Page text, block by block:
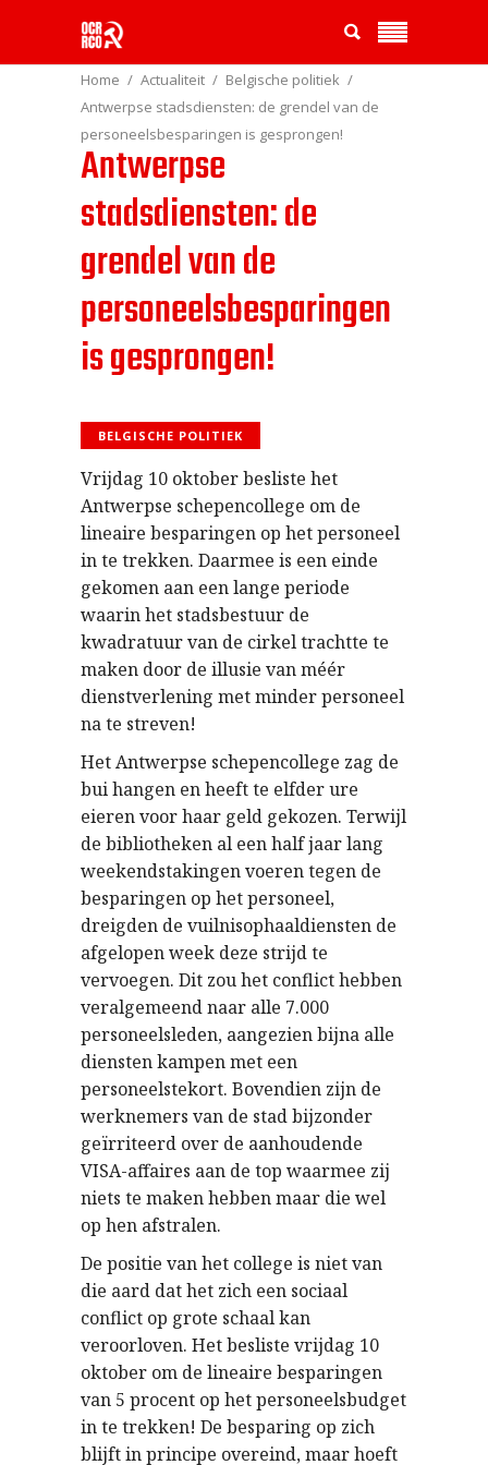
Home Actualiteit
Belgische politiek
Antwerpse stadsdiensten: de grendel van de
personeelsbesparingen is gesprongen!
Antwerpse
stadsdiensten: de
grendel van de
personeelsbesparingen
is gesprongen!
BELGISCHE POLITIEK
Vrijdag 10 oktober besliste het
Antwerpse schepencollege om de
lineaire besparingen op het personeel
in te trekken. Daarmee is een einde
gekomen aan een lange periode
waarin het stadsbestuur de
kwadratuur van de cirkel trachtte te
maken door de illusie van méér
dienstverlening met minder personeel
na te streven!
Het Antwerpse schepencollege zag de
bui hangen en heeft te elfder ure
eieren voor haar geld gekozen. Terwijl
de bibliotheken al een half jaar lang
weekendstakingen voeren tegen de
besparingen op het personeel,
dreigden de vuilnisophaaldiensten de
afgelopen week deze strijd te
vervoegen. Dit zou het conflict hebben
veralgemeend naar alle 7.000
personeelsleden, aangezien bijna alle
diensten kampen met een
personeelstekort. Bovendien zijn de
werknemers van de stad bijzonder
geïrriteerd over de aanhoudende
VISA-affaires aan de top waarmee zij
niets te maken hebben maar die wel
op hen afstralen.
De positie van het college is niet van
die aard dat het zich een sociaal
conflict op grote schaal kan
veroorloven. Het besliste vrijdag 10
oktober om de lineaire besparingen
van 5 procent op het personeelsbudget
in te trekken! De besparing op zich
blijft in principe overeind, maar hoeft